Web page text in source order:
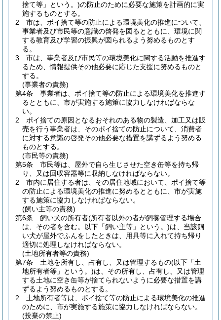
捨て等」という。)の防止のために必要な施策を計画的に実
施するものとする。
2
市は、ポイ捨て等の防止による環境美化の推進について、
事業者及び市民等の意識の啓発を図るとともに、環境に関
する教育及び学習の振興が図られるよう努めるものとす
る。
3
市は、事業者及び市民等の環境美化に関する活動を推進す
るため、情報提供その他必要に応じた支援に努めるものと
する。
(事業者の責務)
第4条
事業者は、ポイ捨て等の防止による環境美化を推進す
るとともに、市が実施する施策に協力しなければならな
い。
2
ポイ捨ての原因となるおそれのある物の製造、加工又は販
売を行う事業者は、そのポイ捨ての防止について、消費者
に対する意識の啓発その他必要な措置を講ずるよう努める
ものとする。
(市民等の責務)
第5条
市民等は、屋外で自ら生じさせた空き缶等を持ち帰
り、又は回収容器等に収納しなければならない。
2
市内に居住する者は、その居住地域において、ポイ捨て等
の防止による環境美化の推進に努めるとともに、市が実施
する施策に協力しなければならない。
(飼い主等の責務)
第6条
飼い犬の所有者(所有者以外の者が飼養管理する場合
は、その者を含む。以下「飼い主等」という。)は、当該飼
い犬が屋外でふんをしたときは、用具等に入れて持ち帰り
適切に処理しなければならない。
(土地所有者等の責務)
第7条
土地を所有し、占有し、又は管理するもの(以下「土
地所有者等」という。)は、その所有し、占有し、又は管理
する土地に空き缶等が捨てられないように必要な措置を講
ずるよう努めるものとする。
2
土地所有者等は、ポイ捨て等の防止による環境美化の推進
のために、市が実施する施策に協力しなければならない。
(投棄の禁止)